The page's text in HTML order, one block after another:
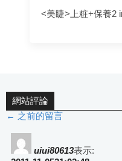
<美睫>上粧+保養2
網站評論
評
論
← 之前的留言
uiui80613表示: